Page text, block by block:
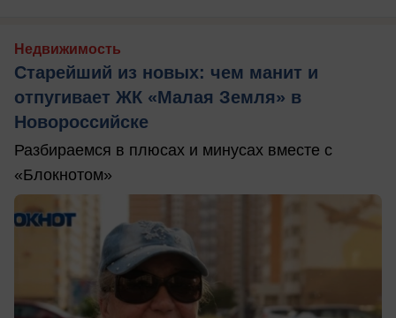
Недвижимость
Старейший из новых: чем манит и
отпугивает ЖК «Малая Земля» в
Новороссийске
Разбираемся в плюсах и минусах вместе с
«Блокнотом»